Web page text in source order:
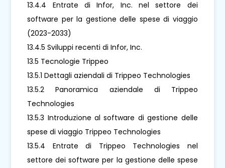
13.4.4 Entrate di Infor, Inc. nel settore dei
software per la gestione delle spese di viaggio
(2023-2033)
13.4.5 Sviluppi recenti di Infor, Inc.
13.5 Tecnologie Trippeo
13.5.1 Dettagli aziendali di Trippeo Technologies
13.5.2 Panoramica aziendale di Trippeo
Technologies
13.5.3 Introduzione al software di gestione delle
spese di viaggio Trippeo Technologies
13.5.4 Entrate di Trippeo Technologies nel
settore dei software per la gestione delle spese